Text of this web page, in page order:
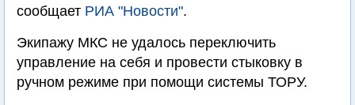
сообщает РИА "Новости".
Экипажу МКС не удалось переключить
управление на себя и провести стыковку в
ручном режиме при помощи системы ТОРУ.